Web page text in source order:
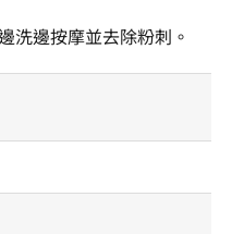
洗邊按摩並去除粉刺。